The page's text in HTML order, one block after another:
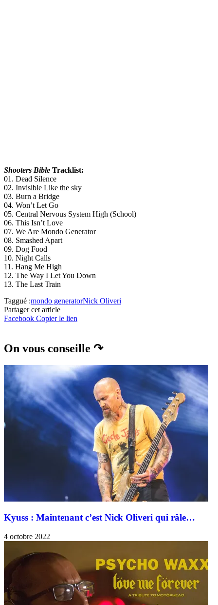
Shooters Bible Tracklist:
01. Dead Silence
02. Invisible Like the sky
03. Burn a Bridge
04. Won’t Let Go
05. Central Nervous System High (School)
06. This Isn’t Love
07. We Are Mondo Generator
08. Smashed Apart
09. Dog Food
10. Night Calls
11. Hang Me High
12. The Way I Let You Down
13. The Last Train
Taggué :mondo generatorNick Oliveri
Partager cet article
Facebook Copier le lien
On vous conseille ↷
Kyuss : Maintenant c’est Nick Oliveri qui râle…
4 octobre 2022